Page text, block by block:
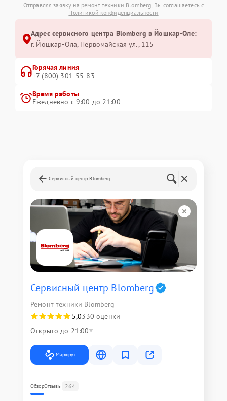
Отправляя заявку на ремонт техники Blomberg, Вы соглашаетесь с
Политикой конфиденциальности
Адрес сервисного центра Blomberg в Йошкар-Оле:
г. Йошкар-Ола, Первомайская ул., 115
Горячая линия
+7 (800) 301-55-83
Время работы
Ежедневно с 9:00 до 21:00
Сервисный центр Blomberg
Сервисный центр Blomberg
Ремонт техники Blomberg
5,0330 оценки
Открыто до 21:00
Маршрут
ОбзорОтзывы 264